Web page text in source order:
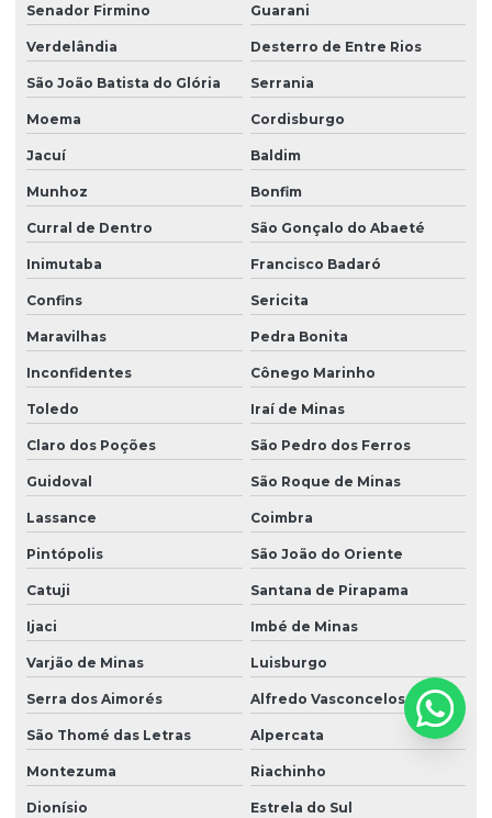
Senador Firmino Guarani
Verdelândia Desterro de Entre Rios
São João Batista do Glória Serrania
Moema Cordisburgo
Jacuí Baldim
Munhoz Bonfim
Curral de Dentro São Gonçalo do Abaeté
Inimutaba Francisco Badaró
Confins Sericita
Maravilhas Pedra Bonita
Inconfidentes Cônego Marinho
Toledo Iraí de Minas
Claro dos Poções São Pedro dos Ferros
Guidoval São Roque de Minas
Lassance Coimbra
Pintópolis São João do Oriente
Catuji Santana de Pirapama
Ijaci Imbé de Minas
Varjão de Minas Luisburgo
Serra dos Aimorés Alfredo Vasconcelos
São Thomé das Letras Alpercata
Montezuma Riachinho
Dionísio Estrela do Sul